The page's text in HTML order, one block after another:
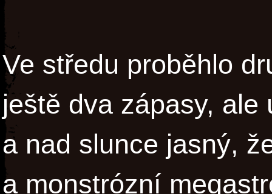
Ve středu proběhlo
ještě dva zápasy,
a nad slunce jasný,
a monstrózní